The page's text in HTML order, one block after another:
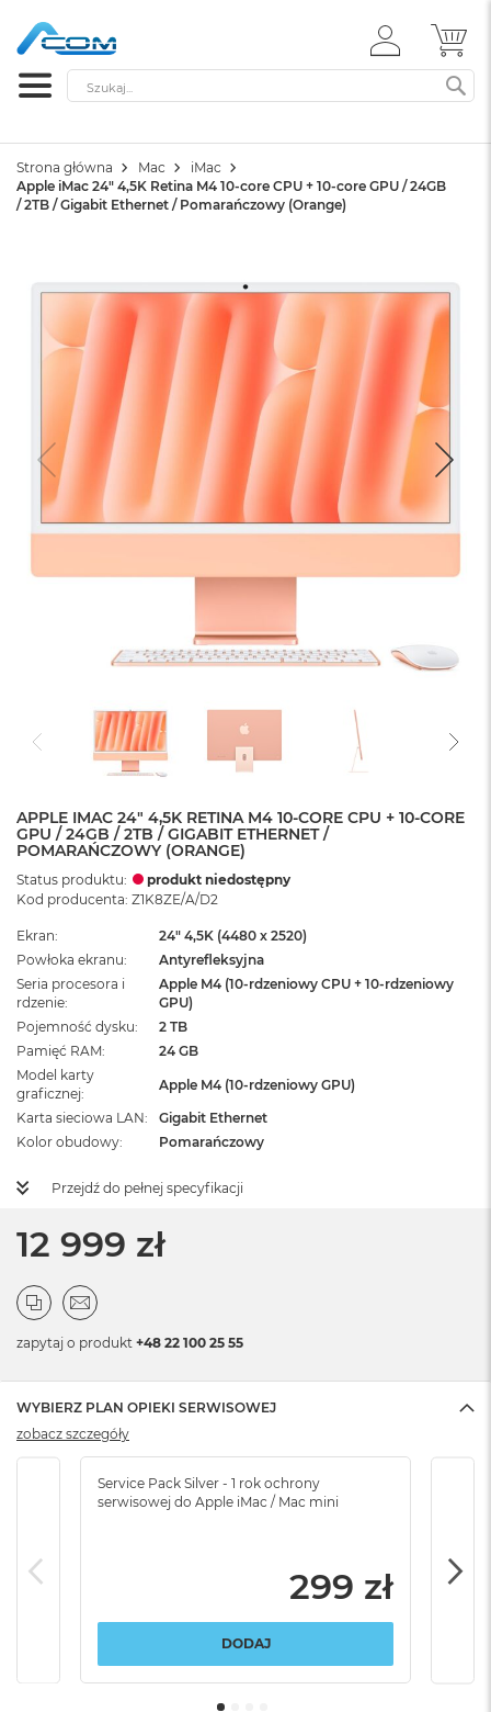
ZALOGUJ
SIĘ
Szukaj
Strona główna Mac
iMac
Apple iMac 24" 4,5K Retina M4 10-core CPU + 10-core GPU / 24GB
/ 2TB / Gigabit Ethernet / Pomarańczowy (Orange)
APPLE IMAC 24" 4,5K RETINA M4 10-CORE CPU + 10-CORE
GPU / 24GB / 2TB / GIGABIT ETHERNET /
POMARAŃCZOWY (ORANGE)
Status produktu:
produkt niedostępny
Kod producenta: Z1K8ZE/A/D2
Ekran
24" 4,5K (4480 x 2520)
Powłoka ekranu
Antyrefleksyjna
Seria procesora i
rdzenie
Apple M4 (10-rdzeniowy CPU + 10-rdzeniowy
GPU)
Pojemność dysku
2 TB
Pamięć RAM
24 GB
Model karty
graficznej
Apple M4 (10-rdzeniowy GPU)
Karta sieciowa LAN
Gigabit Ethernet
Kolor obudowy
Pomarańczowy
Przejdź do pełnej specyfikacji
12 999 zł
zapytaj o produkt +48 22 100 25 55
WYBIERZ PLAN OPIEKI SERWISOWEJ
Service Pack Silver - 1 rok ochrony
serwisowej do Apple iMac / Mac mini
299 zł
DODAJ
zobacz szczegóły